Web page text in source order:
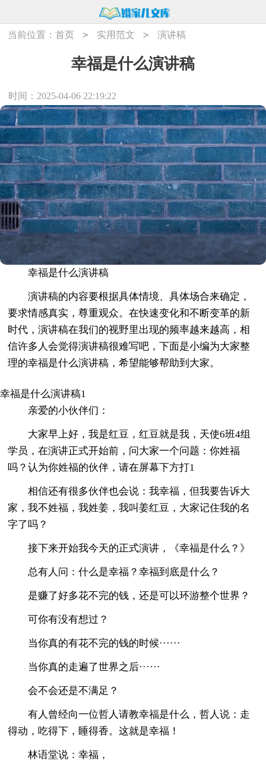
当前位置：首页 > 实用范文 > 演讲稿
幸福是什么演讲稿
时间：2025-04-06 22:19:22
幸福是什么演讲稿
演讲稿的内容要根据具体情境、具体场合来确定，
要求情感真实，尊重观众。在快速变化和不断变革的新
时代，演讲稿在我们的视野里出现的频率越来越高，相
信许多人会觉得演讲稿很难写吧，下面是小编为大家整
理的幸福是什么演讲稿，希望能够帮助到大家。
幸福是什么演讲稿1
亲爱的小伙伴们：
大家早上好，我是红豆，红豆就是我，天使6班4组
学员，在演讲正式开始前，问大家一个问题：你姓福
吗？认为你姓福的伙伴，请在屏幕下方打1
相信还有很多伙伴也会说：我幸福，但我要告诉大
家，我不姓福，我姓姜，我叫姜红豆，大家记住我的名
字了吗？
接下来开始我今天的正式演讲，《幸福是什么？》
总有人问：什么是幸福？幸福到底是什么？
是赚了好多花不完的钱，还是可以环游整个世界？
可你有没有想过？
当你真的有花不完的钱的时候······
当你真的走遍了世界之后······
会不会还是不满足？
有人曾经向一位哲人请教幸福是什么，哲人说：走
得动，吃得下，睡得香。这就是幸福！
林语堂说：幸福，